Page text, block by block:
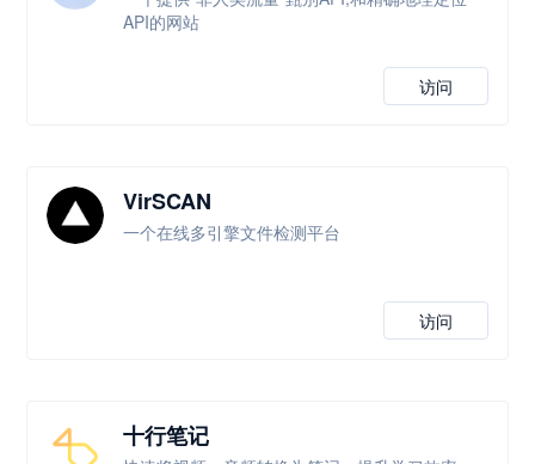
API的网站
访问
VirSCAN
一个在线多引擎文件检测平台
访问
十行笔记